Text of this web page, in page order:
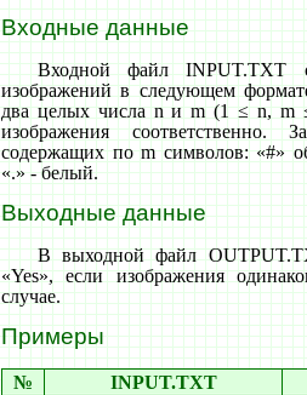
Входные данные
Входной файл INPUT.TXT
изображений в следующем
два целых числа n и m (1 ≤ n, m
изображения
содержащих по m символов: «#»
«.» - белый.
Выходные данные
В выходной файл
«Yes», если изображения
случае.
Примеры
№ INPUT.TXT